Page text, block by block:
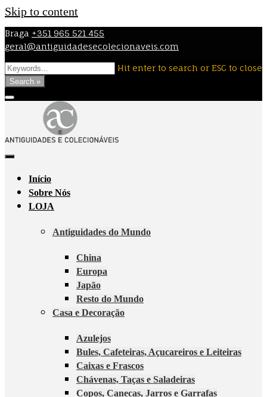
Skip to content
Braga +351 965 521 455
geral@antiguidadesecolecionaveis.com
Hit enter to search or ESC to close
Search »
Início
Sobre Nós
LOJA
Antiguidades do Mundo
China
Europa
Japão
Resto do Mundo
Casa e Decoração
Azulejos
Bules, Cafeteiras, Açucareiros e Leiteiras
Caixas e Frascos
Chávenas, Taças e Saladeiras
Copos, Canecas, Jarros e Garrafas